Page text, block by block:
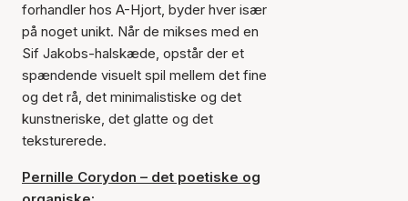
forhandler hos A-Hjort, byder hver især
på noget unikt. Når de mikses med en
Sif Jakobs-halskæde, opstår der et
spændende visuelt spil mellem det fine
og det rå, det minimalistiske og det
kunstneriske, det glatte og det
teksturerede.
Pernille Corydon – det poetiske og